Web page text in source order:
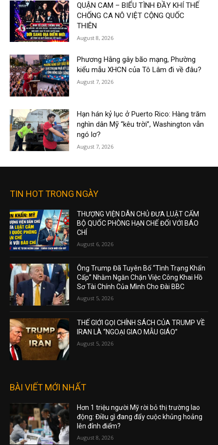
QUẬN CAM – BIỂU TÌNH ĐẦY KHÍ THẾ
CHỐNG CA NÔ VIỆT CỘNG QUỐC
THIÊN
August 8, 2026
Phương Hằng gây bão mạng, Phường
kiểu mẫu XHCN của Tô Lâm đi về đâu?
August 7, 2026
Hạn hán kỷ lục ở Puerto Rico: Hàng trăm
nghìn dân Mỹ “kêu trời”, Washington vẫn
ngó lơ?
August 7, 2026
TIN HOT TRONG NGÀY
THƯỢNG VIỆN DÂN CHỦ ĐƯA LUẬT CẤM
BỘ QUỐC PHÒNG HẠN CHẾ ĐỐI VỚI BÁO
CHÍ
August 6, 2026
Ông Trump Đã Tuyên Bố “Tình Trạng Khẩn
Cấp” Nhằm Ngăn Chặn Việc Công Khai Hồ
Sơ Tài Chính Của Mình Cho Đài BBC
August 5, 2026
THẾ GIỚI GỌI CHÍNH SÁCH CỦA TRUMP VỀ
IRAN LÀ “NGOẠI GIAO MẪU GIÁO”
August 5, 2026
BÀI VIẾT MỚI NHẤT
Hơn 1 triệu người Mỹ rời bỏ thị trường lao
động: Điều gì đang đẩy cuộc khủng hoảng
lên đỉnh điểm?
August 8, 2026